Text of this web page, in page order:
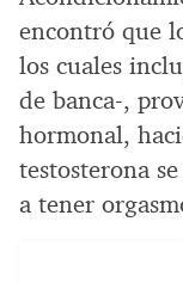
encontró que
los cuales
de banca-,
hormonal,
testosterona
a tener